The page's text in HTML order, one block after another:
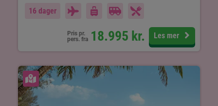
16 dager
Pris pr.
pers. fra 18.995 kr. Les mer
Se kart